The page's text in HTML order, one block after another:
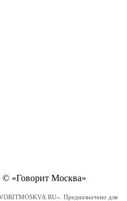
«Говорит Москва»
Предназначено для